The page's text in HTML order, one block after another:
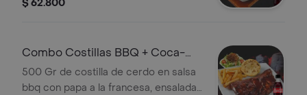
$ 62.800
Combo Costillas BBQ + Coca-
Cola Sin Azúcar 450 ml
500 Gr de costilla de cerdo en salsa
bbq con papa a la francesa, ensalada